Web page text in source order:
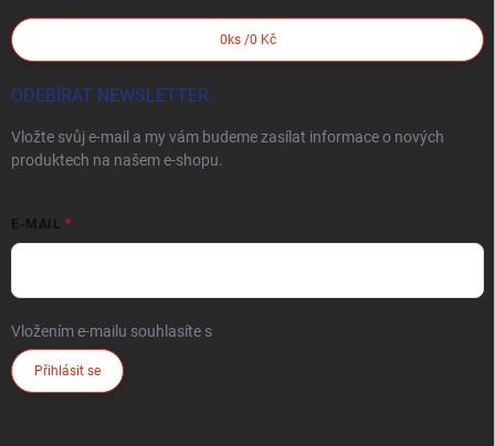
0ks /0 Kč
ODEBÍRAT NEWSLETTER
Vložte svůj e-mail a my vám budeme zasílat informace o nových
produktech na našem e-shopu.
E-MAIL
Vložením e-mailu souhlasíte s
Přihlásit se